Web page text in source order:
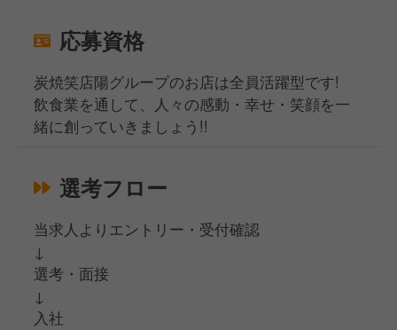
応募資格
炭焼笑店陽グループのお店は全員活躍型です!
飲食業を通して、人々の感動・幸せ・笑顔を一
緒に創っていきましょう!!
選考フロー
当求人よりエントリー・受付確認
↓
選考・面接
↓
入社